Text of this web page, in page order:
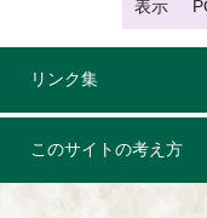
表示
リンク集
このサイトの考え方